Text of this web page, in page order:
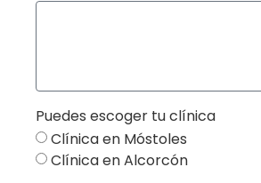
Puedes escoger tu clínica
Clínica en Móstoles
Clínica en Alcorcón